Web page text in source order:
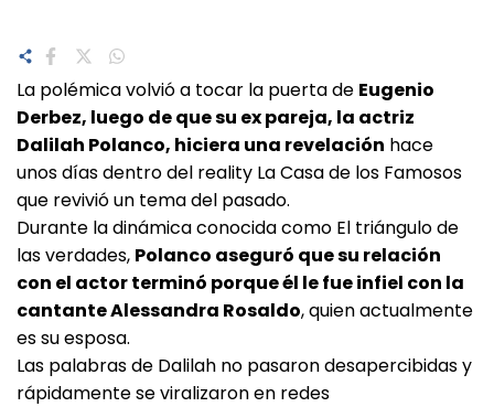
La polémica volvió a tocar la puerta de Eugenio
Derbez, luego de que su ex pareja, la actriz
Dalilah Polanco, hiciera una revelación hace
unos días dentro del reality La Casa de los Famosos
que revivió un tema del pasado.
Durante la dinámica conocida como El triángulo de
las verdades, Polanco aseguró que su relación
con el actor terminó porque él le fue infiel con la
cantante Alessandra Rosaldo, quien actualmente
es su esposa.
Las palabras de Dalilah no pasaron desapercibidas y
rápidamente se viralizaron en redes